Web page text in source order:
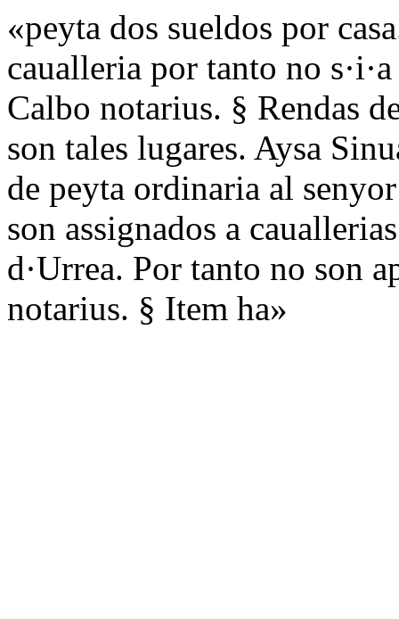
«peyta dos sueldos por
caualleria por tanto no
Calbo notarius. § Rendas
son tales lugares. Aysa
de peyta ordinaria al
son assignados a
d·Urrea. Por tanto no son
notarius. § Item ha»